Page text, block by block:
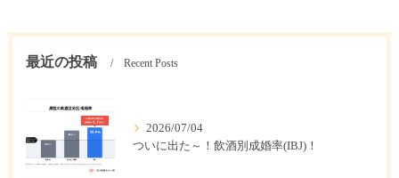
最近の投稿 Recent Posts
2026/07/04
ついに出た～！飲酒別成婚率(IBJ)！